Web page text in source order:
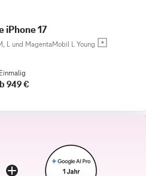
iPhone 17
L und MagentaMobil L Young
Einmalig
949 €